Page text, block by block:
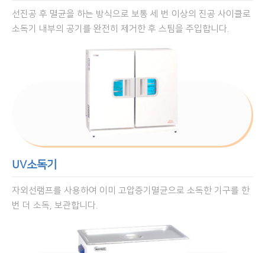
선진공 후 멸균을 하는 방식으로 보통 세 번 이상의 진공 사이클로
소독기 내부의 공기를 완전히 제거한 후 스팀을 주입합니다.
UV소독기
자외선램프를 사용하여 이미 고압증기멸균으로 소독한 기구를 한
번 더 소독, 보관합니다.